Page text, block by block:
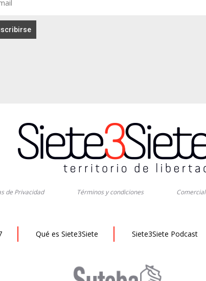
de Privacidad Términos y condiciones Comercial
Qué es Siete3Siete Siete3Siete Podcast